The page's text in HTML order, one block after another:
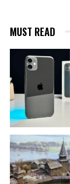
MUST READ